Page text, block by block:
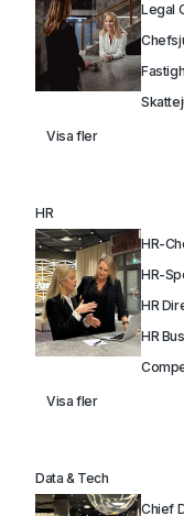
Legal
Visa fler
HR
HR-
HR-
HR
HR
Visa fler
Data & Tech
Chief